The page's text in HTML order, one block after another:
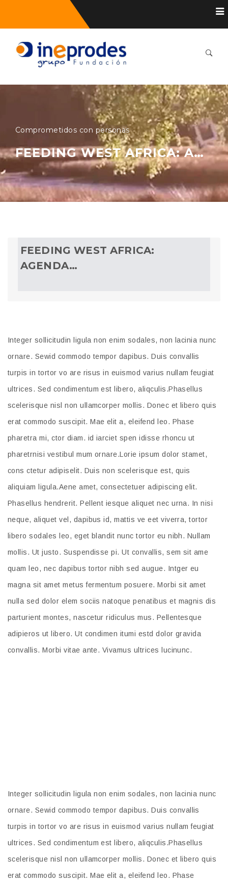
Comprometidos con personas
FEEDING WEST AFRICA: AGENDA…
FEEDING WEST AFRICA:
AGENDA…
Integer sollicitudin ligula non enim sodales, non lacinia nunc
ornare. Sewid commodo tempor dapibus. Duis convallis
turpis in tortor vo are risus in euismod varius nullam feugiat
ultrices. Sed condimentum est libero, aliqculis.Phasellus
scelerisque nisl non ullamcorper mollis. Donec et libero quis
erat commodo suscipit. Mae elit a, eleifend leo. Phase
pharetra mi, ctor diam. id iarciet spen idisse rhoncu ut
pharetrnisi vestibul mum ornare.Lorie ipsum dolor stamet,
cons ctetur adipiselit. Duis non scelerisque est, quis
aliquiam ligula.Aene amet, consectetuer adipiscing elit.
Phasellus hendrerit. Pellent iesque aliquet nec urna. In nisi
neque, aliquet vel, dapibus id, mattis ve eet viverra, tortor
libero sodales leo, eget blandit nunc tortor eu nibh. Nullam
mollis. Ut justo. Suspendisse pi. Ut convallis, sem sit ame
quam leo, nec dapibus tortor nibh sed augue. Intger eu
magna sit amet metus fermentum posuere. Morbi sit amet
nulla sed dolor elem sociis natoque penatibus et magnis dis
parturient montes, nascetur ridiculus mus. Pellentesque
adipieros ut libero. Ut condimen itumi estd dolor gravida
convallis. Morbi vitae ante. Vivamus ultrices lucinunc.
Integer sollicitudin ligula non enim sodales, non lacinia nunc
ornare. Sewid commodo tempor dapibus. Duis convallis
turpis in tortor vo are risus in euismod varius nullam feugiat
ultrices. Sed condimentum est libero, aliqculis.Phasellus
scelerisque nisl non ullamcorper mollis. Donec et libero quis
erat commodo suscipit. Mae elit a, eleifend leo. Phase